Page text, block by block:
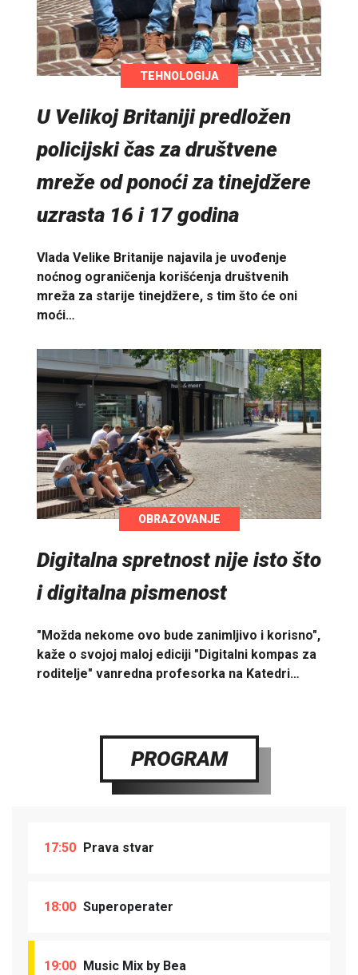
TEHNOLOGIJA
U Velikoj Britaniji predložen
policijski čas za društvene
mreže od ponoći za tinejdžere
uzrasta 16 i 17 godina
Vlada Velike Britanije najavila je uvođenje
noćnog ograničenja korišćenja društvenih
mreža za starije tinejdžere, s tim što će oni
moći…
OBRAZOVANJE
Digitalna spretnost nije isto što
i digitalna pismenost
"Možda nekome ovo bude zanimljivo i korisno",
kaže o svojoj maloj ediciji "Digitalni kompas za
roditelje" vanredna profesorka na Katedri…
PROGRAM
17:50 Prava stvar
18:00 Superoperater
19:00 Music Mix by Bea